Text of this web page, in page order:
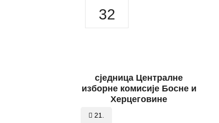
32
сједницa Централне
изборне комисије Босне и
Херцеговине
21.